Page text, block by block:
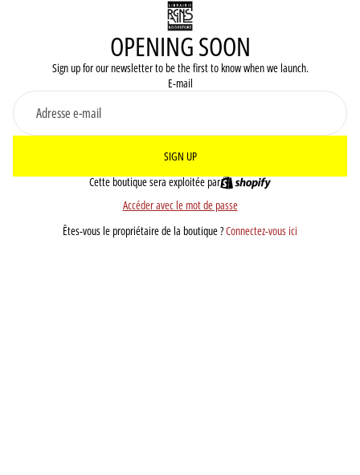
OPENING SOON
Sign up for our newsletter to be the first to know when we launch.
E-mail
SIGN UP
Cette boutique sera exploitée par
Accéder avec le mot de passe
Êtes-vous le propriétaire de la boutique ?Connectez-vous ici